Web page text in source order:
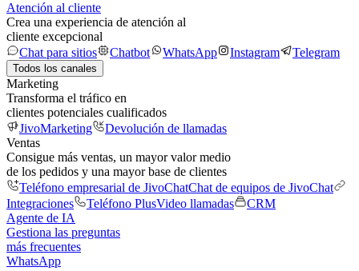
Atención al cliente
Crea una experiencia de atención al
cliente excepcional
Chat para sitios
Chatbot WhatsApp Instagram Telegram
Todos los canales
Marketing
Transforma el tráfico en
clientes potenciales cualificados
JivoMarketing
Devolución de llamadas
Ventas
Consigue más ventas, un mayor valor medio
de los pedidos y una mayor base de clientes
Teléfono empresarial de JivoChatChat de equipos de JivoChat
Integraciones
Teléfono PlusVideo llamadas
CRM
Agente de IA
Gestiona las preguntas
más frecuentes
WhatsApp